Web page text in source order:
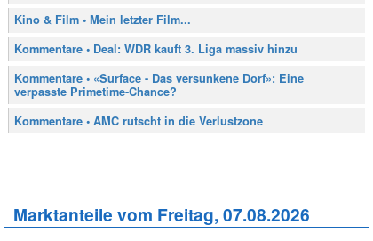
Kino & Film • Mein letzter Film...
Kommentare • Deal: WDR kauft 3. Liga massiv hinzu
Kommentare • «Surface - Das versunkene Dorf»: Eine
verpasste Primetime-Chance?
Kommentare • AMC rutscht in die Verlustzone
Marktanteile vom Freitag, 07.08.2026